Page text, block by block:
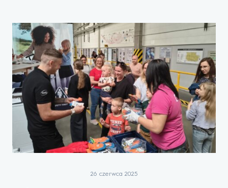
26 czerwca 2025